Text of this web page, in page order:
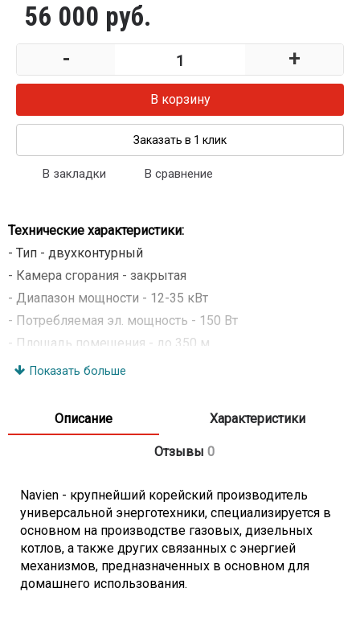
56 000 руб.
- +
В корзину
Заказать в 1 клик
В закладки В сравнение
Технические характеристики:
- Тип - двухконтурный
- Камера сгорания - закрытая
- Диапазон мощности - 12-35 кВт
- Потребляемая эл. мощность - 150 Вт
- Площадь помещения - до 350 м
- Теплообменник основной - нерж. сталь
- Проток горячей воды при DeltaT=25 град.C - 20 л/мин
- Температура нагрева воды в ГВС - 30-60 град.C
- Расход природного газа -1,27-3,77
- КПД - 91,2 %
- Эл.напряжение - 220 В/50Гц
- Диаметр дымохода - 60/100 (80/80) мм
- Присоединительные размеры:
- ОВ - G 3/4 дюйма
Показать больше
Описание Характеристики
Отзывы 0
Navien - крупнейший корейский производитель
универсальной энерготехники, специализируется в
основном на производстве газовых, дизельных
котлов, а также других связанных с энергией
механизмов, предназначенных в основном для
домашнего использования.